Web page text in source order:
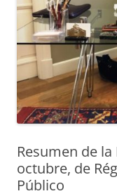
Resumen de
octubre, de
Público